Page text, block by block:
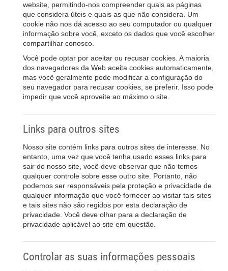
website, permitindo-nos compreender quais as páginas
que considera úteis e quais as que não considera. Um
cookie não nos dá acesso ao seu computador ou qualquer
informação sobre você, exceto os dados que você escolher
compartilhar conosco.
Você pode optar por aceitar ou recusar cookies. A maioria
dos navegadores da Web aceita cookies automaticamente,
mas você geralmente pode modificar a configuração do
seu navegador para recusar cookies, se preferir. Isso pode
impedir que você aproveite ao máximo o site.
Links para outros sites
Nosso site contém links para outros sites de interesse. No
entanto, uma vez que você tenha usado esses links para
sair do nosso site, você deve observar que não temos
qualquer controle sobre esse outro site. Portanto, não
podemos ser responsáveis pela proteção e privacidade de
qualquer informação que você fornecer ao visitar tais sites
e tais sites não são regidos por esta declaração de
privacidade. Você deve olhar para a declaração de
privacidade aplicável ao site em questão.
Controlar as suas informações pessoais